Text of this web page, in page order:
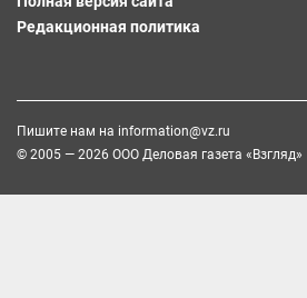
Редакционная политика
Пишите нам на information@vz.ru
© 2005 — 2026 ООО Деловая газета «Взгляд»